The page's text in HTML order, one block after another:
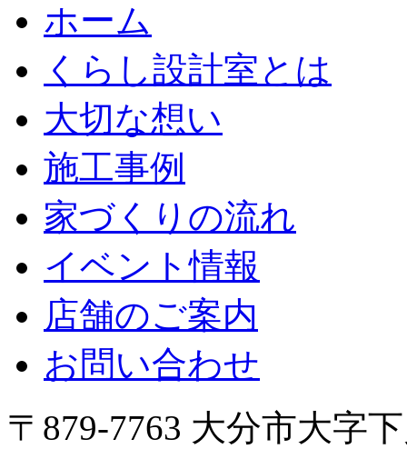
ホーム
くらし設計室とは
大切な想い
施工事例
家づくりの流れ
イベント情報
店舗のご案内
お問い合わせ
〒879-7763 大分市大字